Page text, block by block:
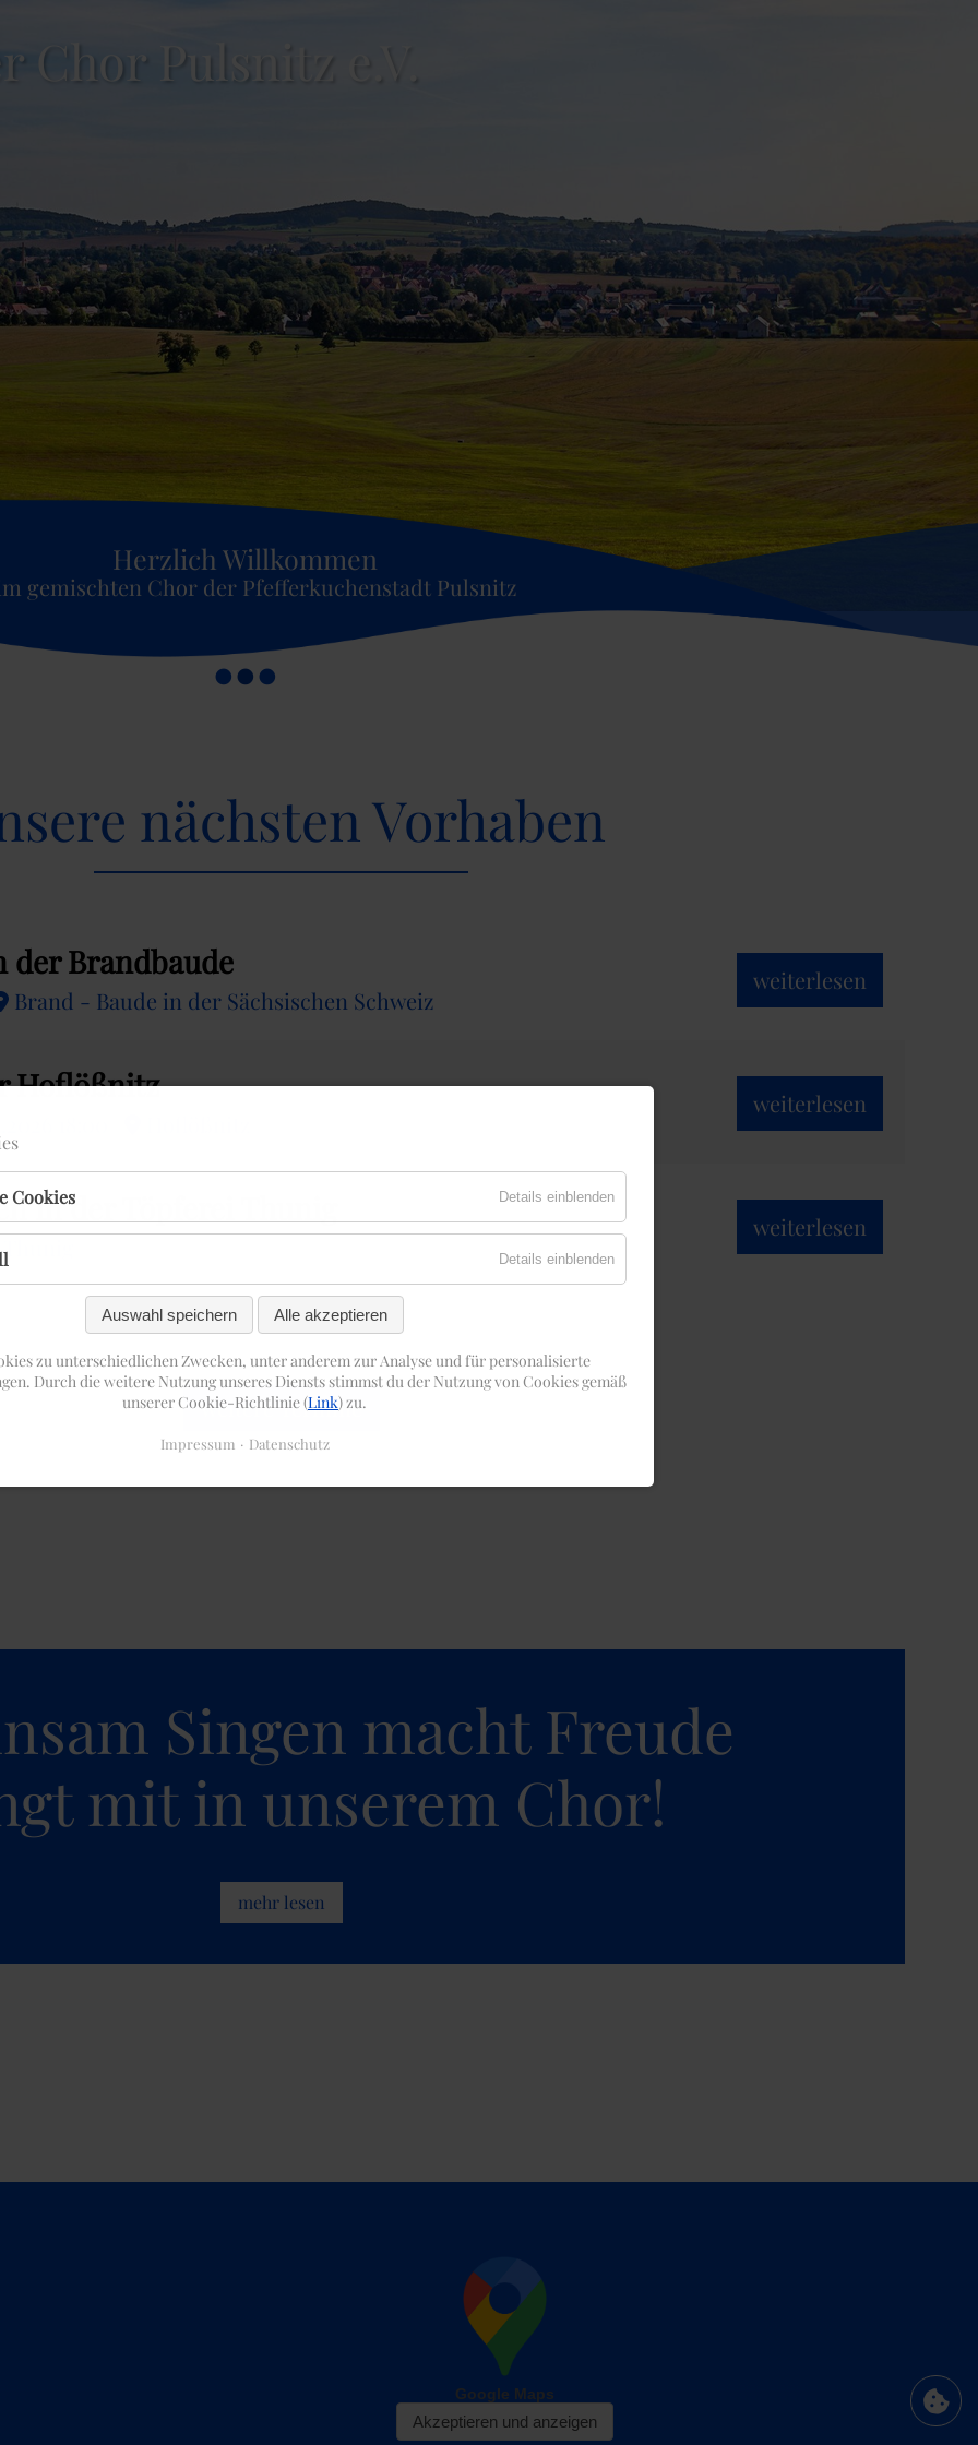
Chor Pulsnitz e.V.
Herzlich Willkommen
gemischten Chor der Pfefferkuchenstadt Pulsnitz
•••
nächsten Vorhaben
der Brandbaude
Brand - Baude in der Sächsischen Schweiz
weiterlesen
Hoflößnitz
18:00
weiterlesen
in der Töpferei Thunig weiterlesen
weitere Termine
Singen macht Freude
mit in unserem Chor!
mehr lesen
Cookies Details einblenden
Details einblenden
Auswahl speichern Alle akzeptieren
zu unterschiedlichen Zwecken, unter anderem zur Analyse und für personalisierte
Durch die weitere Nutzung unseres Diensts stimmst du der Nutzung von Cookies gemäß
unserer Cookie-Richtlinie (Link) zu.
Impressum Datenschutz